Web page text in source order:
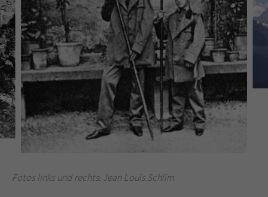
Fotos links und rechts: Jean Louis Schlim